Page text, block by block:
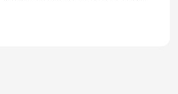
，設定和部署網站或行動應